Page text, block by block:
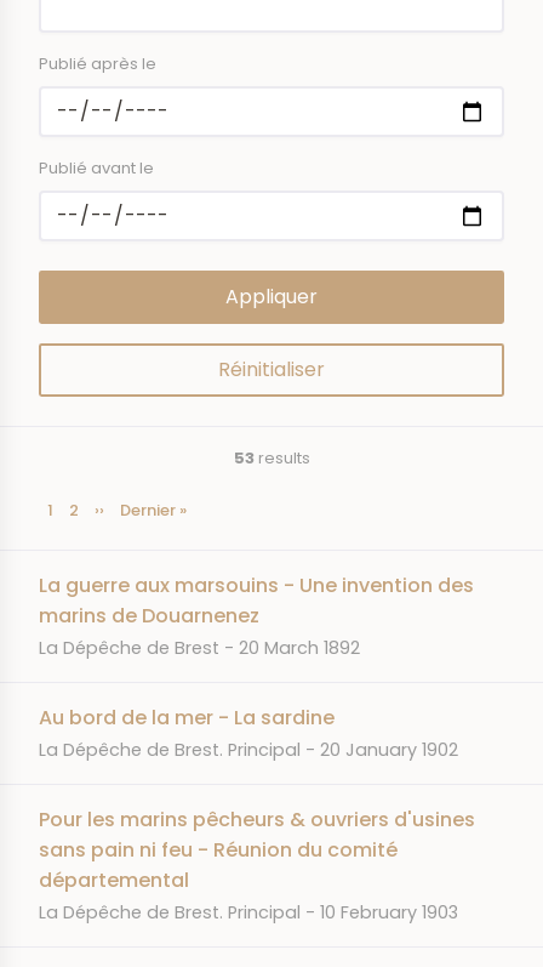
Publié après le
Publié avant le
53 results
Pagination
Current
1 Page
2
Next
››
Last
Dernier »
La guerre aux marsouins - Une invention des
marins de Douarnenez
JOURNAL
La Dépêche de Brest DATE
20 March 1892
Au bord de la mer - La sardine
JOURNAL
La Dépêche de Brest. Principal DATE
20 January 1902
Pour les marins pêcheurs & ouvriers d'usines
sans pain ni feu - Réunion du comité
départemental
JOURNAL
La Dépêche de Brest. Principal DATE
10 February 1903